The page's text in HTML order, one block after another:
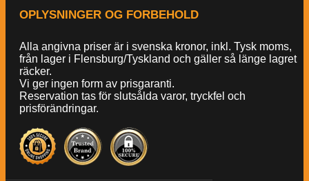
OPLYSNINGER OG FORBEHOLD
Alla angivna priser är i svenska kronor, inkl. Tysk moms,
från lager i Flensburg/Tyskland och gäller så länge lagret
räcker.
Vi ger ingen form av prisgaranti.
Reservation tas för slutsålda varor, tryckfel och
prisförändringar.